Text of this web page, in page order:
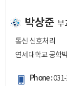
박상준 부
통신 신호처리
연세대학교 공학
Phone :031-